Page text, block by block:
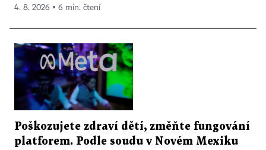
4. 8. 2026 ▪ 6 min. čtení
Poškozujete zdraví dětí, změňte fungování
platforem. Podle soudu v Novém Mexiku